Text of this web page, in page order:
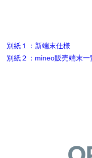
別紙１：新端末仕様
別紙２：mineo販売端末一